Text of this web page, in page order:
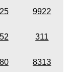
9922
311
8313